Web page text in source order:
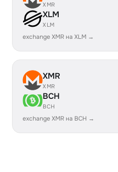
XMR
XLM
XLM
exchange XMR на XLM →
XMR
XMR
BCH
BCH
exchange XMR на BCH →